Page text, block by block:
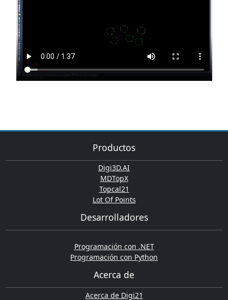
Productos
Digi3D.AI
MDTopX
Topcal21
Lot Of Points
Desarrolladores
Programación con .NET
Programación con Python
Acerca de
Acerca de Digi21